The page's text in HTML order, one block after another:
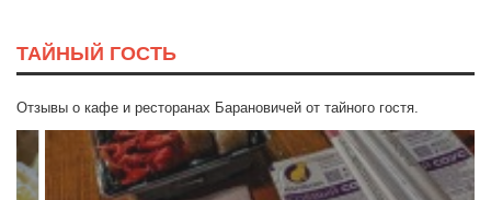
ТАЙНЫЙ ГОСТЬ
Отзывы о кафе и ресторанах Барановичей от тайного гостя.